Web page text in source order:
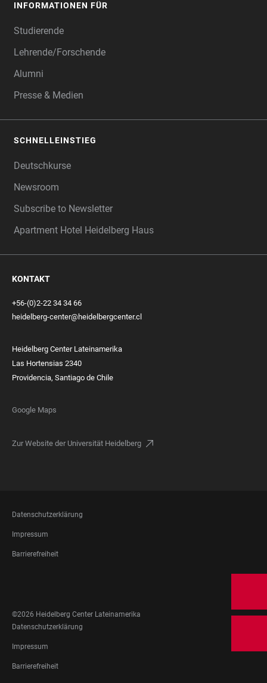
INFORMATIONEN FÜR
Studierende
Lehrende/Forschende
Alumni
Presse & Medien
SCHNELLEINSTIEG
Deutschkurse
Newsroom
Subscribe to Newsletter
Apartment Hotel Heidelberg Haus
KONTAKT
+56-(0)2-22 34 34 66
heidelberg-center@heidelbergcenter.cl
Heidelberg Center Lateinamerika
Las Hortensias 2340
Providencia, Santiago de Chile
Google Maps
Zur Website der Universität Heidelberg
FOOTER
LEGAL
Datenschutzerklärung
Impressum
Barrierefreiheit
MEDIA
©2026 Heidelberg Center Lateinamerika
FOOTER
LEGAL
Datenschutzerklärung
Impressum
Barrierefreiheit